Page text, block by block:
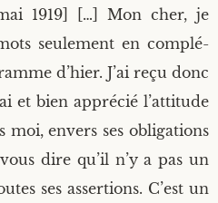
1919] […] Mon cher, je
seule­ment en com­plé­
d’hier. J’ai reçu donc
et bien appré­cié l’attitude
moi, envers ses obli­ga­tions
dire qu’il n’y a pas un
ses asser­tions. C’est un